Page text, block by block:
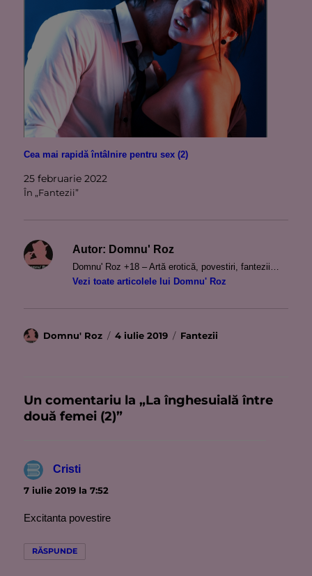
Cea mai rapidă întâlnire pentru sex (2)
25 februarie 2022
În „Fantezii”
Autor: Domnu' Roz
Domnu' Roz +18 – Artă erotică, povestiri, fantezii…
Vezi toate articolele lui Domnu' Roz
Autor
Domnu' Roz
Publicat
4 iulie 2019 Categorii
Fantezii
Un comentariu la „La înghesuială între
două femei (2)”
Cristi
7 iulie 2019 la 7:52
Excitanta povestire
RĂSPUNDE